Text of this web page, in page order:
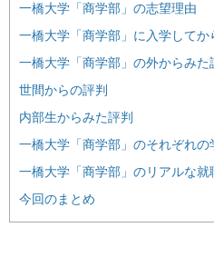
一橋大学「商学部」の志望理由
一橋大学「商学部」に入学してか
一橋大学「商学部」の外からみ
世間からの評判
内部生からみた評判
一橋大学「商学部」のそれぞれの
一橋大学「商学部」のリアルな就
今回のまとめ